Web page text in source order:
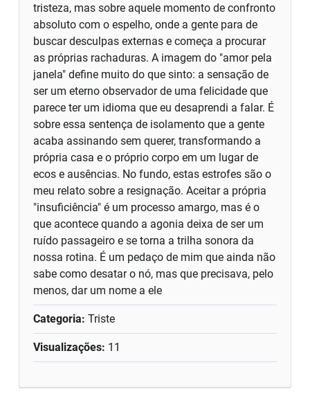
tristeza, mas sobre aquele momento de confronto
absoluto com o espelho, onde a gente para de
buscar desculpas externas e começa a procurar
as próprias rachaduras. A imagem do "amor pela
janela" define muito do que sinto: a sensação de
ser um eterno observador de uma felicidade que
parece ter um idioma que eu desaprendi a falar. É
sobre essa sentença de isolamento que a gente
acaba assinando sem querer, transformando a
própria casa e o próprio corpo em um lugar de
ecos e ausências. No fundo, estas estrofes são o
meu relato sobre a resignação. Aceitar a própria
"insuficiência" é um processo amargo, mas é o
que acontece quando a agonia deixa de ser um
ruído passageiro e se torna a trilha sonora da
nossa rotina. É um pedaço de mim que ainda não
sabe como desatar o nó, mas que precisava, pelo
menos, dar um nome a ele
Categoria: Triste
Visualizações: 11